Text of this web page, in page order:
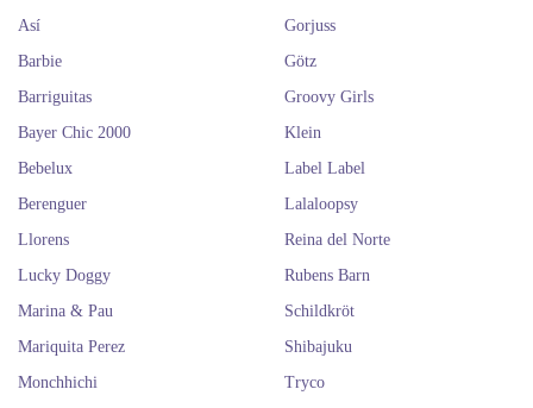
Así
Barbie
Barriguitas
Bayer Chic 2000
Bebelux
Berenguer
Gorjuss
Götz
Groovy Girls
Klein
Label Label
Lalaloopsy
Llorens
Lucky Doggy
Marina & Pau
Mariquita Perez
Monchhichi
Reina del Norte
Rubens Barn
Schildkröt
Shibajuku
Tryco